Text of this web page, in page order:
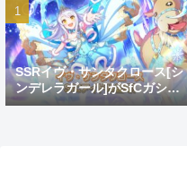
SSRイヴ・サンタクロース[シ
ンデレラガール]がSfCガシャ
で登場！おめでとうイヴ。大